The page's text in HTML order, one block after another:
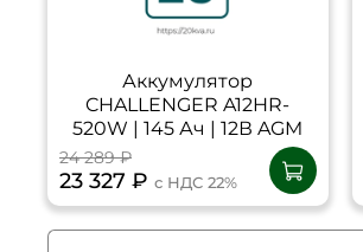
Аккумулятор
CHALLENGER A12HR-
520W | 145 Ач | 12В AGM
24 289 ₽
23 327 ₽ с НДС 22%